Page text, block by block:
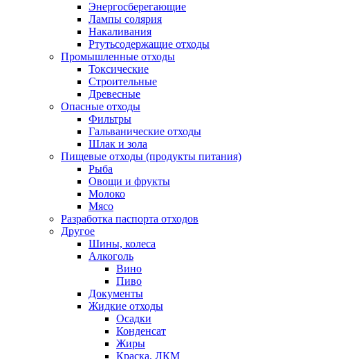
Энергосберегающие
Лампы солярия
Накаливания
Ртутьсодержащие отходы
Промышленные отходы
Токсические
Строительные
Древесные
Опасные отходы
Фильтры
Гальванические отходы
Шлак и зола
Пищевые отходы (продукты питания)
Рыба
Овощи и фрукты
Молоко
Мясо
Разработка паспорта отходов
Другое
Шины, колеса
Алкоголь
Вино
Пиво
Документы
Жидкие отходы
Осадки
Конденсат
Жиры
Краска, ЛКМ